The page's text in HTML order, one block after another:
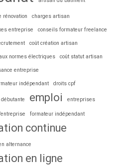
rénovation charges artisan
entreprise conseils formateur freelance
coût création artisan
normes électriques coût statut artisan
entreprise
indépendant droits cpf
emploi entreprises
formateur indépendant
continue
alternance
en ligne